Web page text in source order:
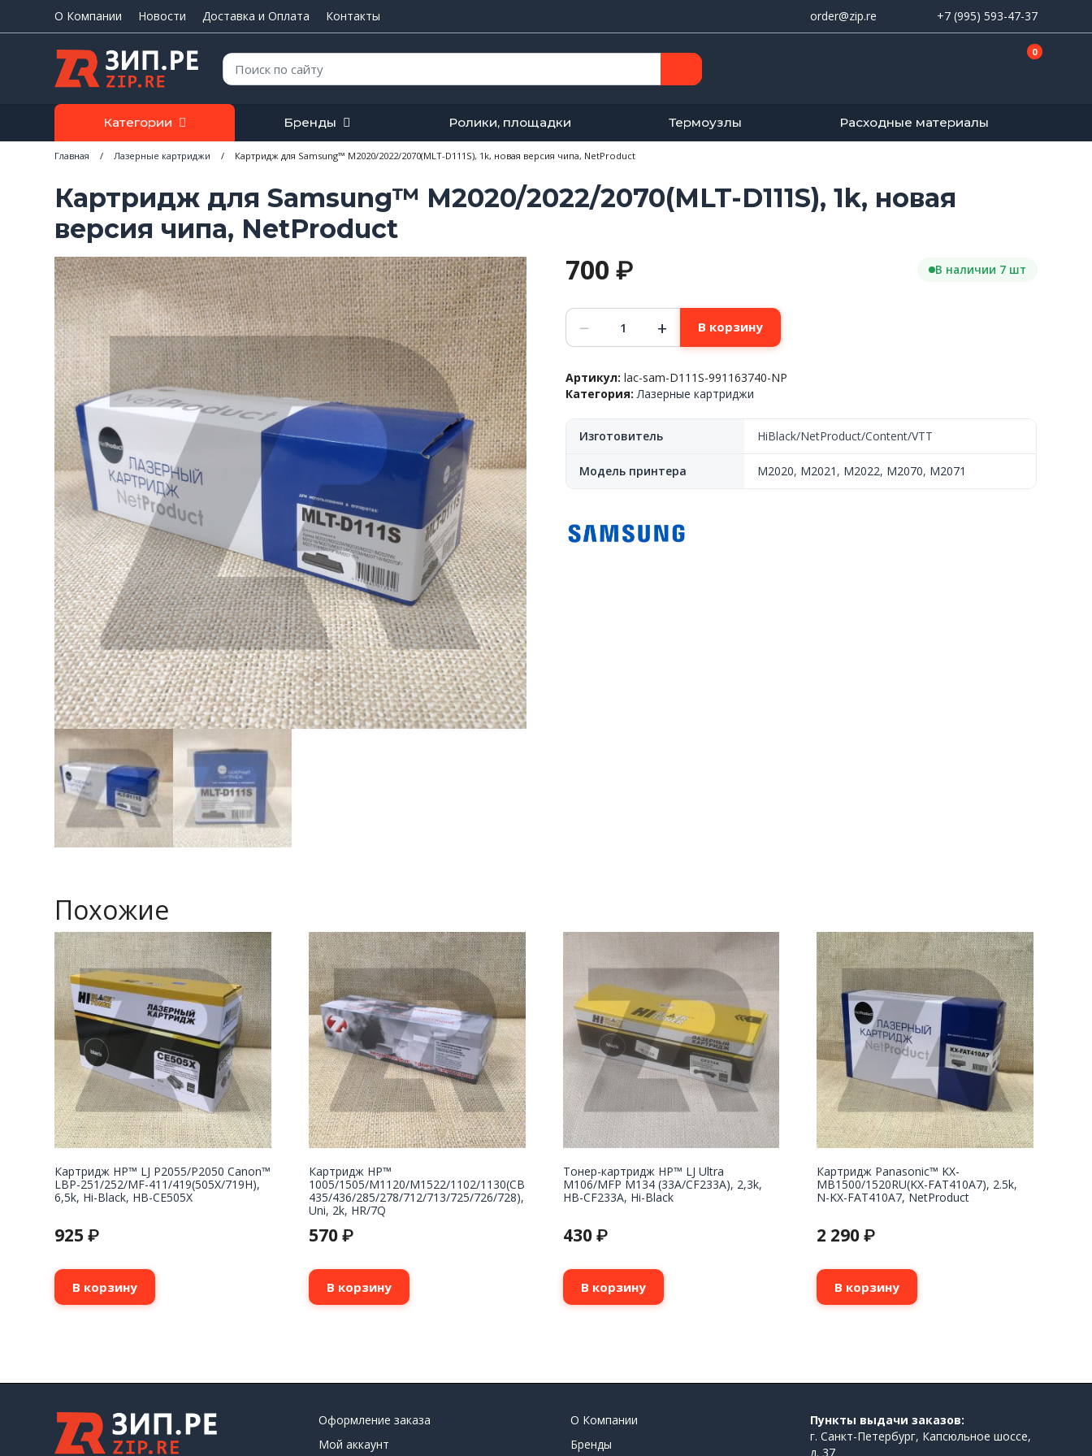
О Компании Новости Доставка и Оплата Контакты order@zip.re +7 (995) 593-47-37
Поиск: 0
Категории Бренды Ролики, площадки Термоузлы Расходные материалы
Главная / Лазерные картриджи / Картридж для Samsung™ M2020/2022/2070(MLT-D111S), 1k, новая версия чипа, NetProduct
Картридж для Samsung™ M2020/2022/2070(MLT-D111S), 1k, новая
версия чипа, NetProduct
700₽ В наличии 7 шт
Количество
товара
Картридж
Samsung™
M2020/2022/2070(MLT-
1k,
новая
чипа,
NetProduct
− + В корзину
Артикул:lac-sam-D111S-991163740-NP
Категория: Лазерные картриджи
Изготовитель HiBlack/NetProduct/Content/VTT
Модель принтера M2020, M2021 , M2022, M2070, M2071
Похожие
Картридж НР™ LJ P2055/P2050 Canon™
LBP-251/252/MF-411/419(505X/719H),
6,5k, Hi-Black, HB-CE505X
925 ₽
В корзину
Картридж НР™
1005/1505/M1120/M1522/1102/1130(CB
435/436/285/278/712/713/725/726/728),
Uni, 2k, HR/7Q
570 ₽
В корзину
Тонер-картридж HP™ LJ Ultra
M106/MFP M134 (33A/CF233A), 2,3k,
HB-CF233A, Hi-Black
430 ₽
В корзину
Картридж Panasonic™ KX-
MB1500/1520RU(KX-FAT410A7), 2.5k,
N-KX-FAT410A7, NetProduct
2 290₽
В корзину
Оформление заказа
Мой аккаунт
О Компании
Бренды
Пункты выдачи заказов:
г. Санкт-Петербург, Капсюльное шоссе,
д. 37